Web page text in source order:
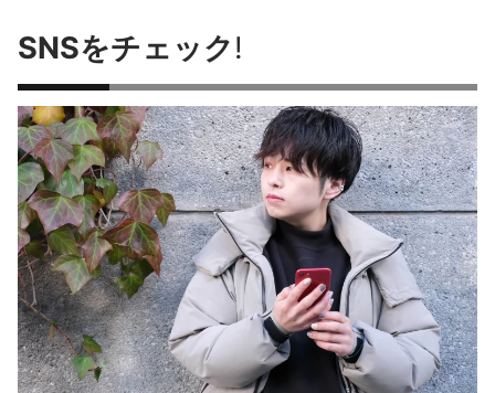
SNSをチェック!